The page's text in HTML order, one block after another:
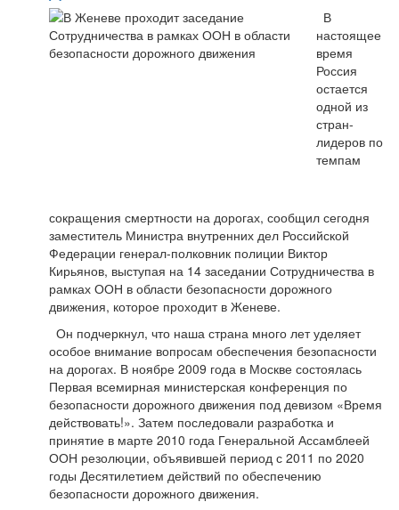
В
настоящее
время
Россия
остается
одной из
стран-
лидеров по
темпам
сокращения смертности на дорогах, сообщил сегодня
заместитель Министра внутренних дел Российской
Федерации генерал-полковник полиции Виктор
Кирьянов, выступая на 14 заседании Сотрудничества в
рамках ООН в области безопасности дорожного
движения, которое проходит в Женеве.
Он подчеркнул, что наша страна много лет уделяет
особое внимание вопросам обеспечения безопасности
на дорогах. В ноябре 2009 года в Москве состоялась
Первая всемирная министерская конференция по
безопасности дорожного движения под девизом «Время
действовать!». Затем последовали разработка и
принятие в марте 2010 года Генеральной Ассамблеей
ООН резолюции, объявившей период с 2011 по 2020
годы Десятилетием действий по обеспечению
безопасности дорожного движения.